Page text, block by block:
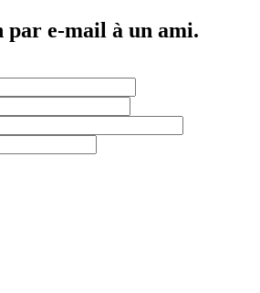
par e-mail à un ami.